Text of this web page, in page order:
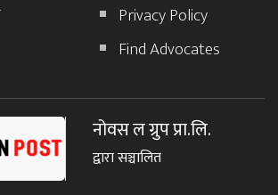
Privacy Policy
Find Advocates
नोवस ल ग्रुप प्रा.लि.
द्वारा सञ्चालित